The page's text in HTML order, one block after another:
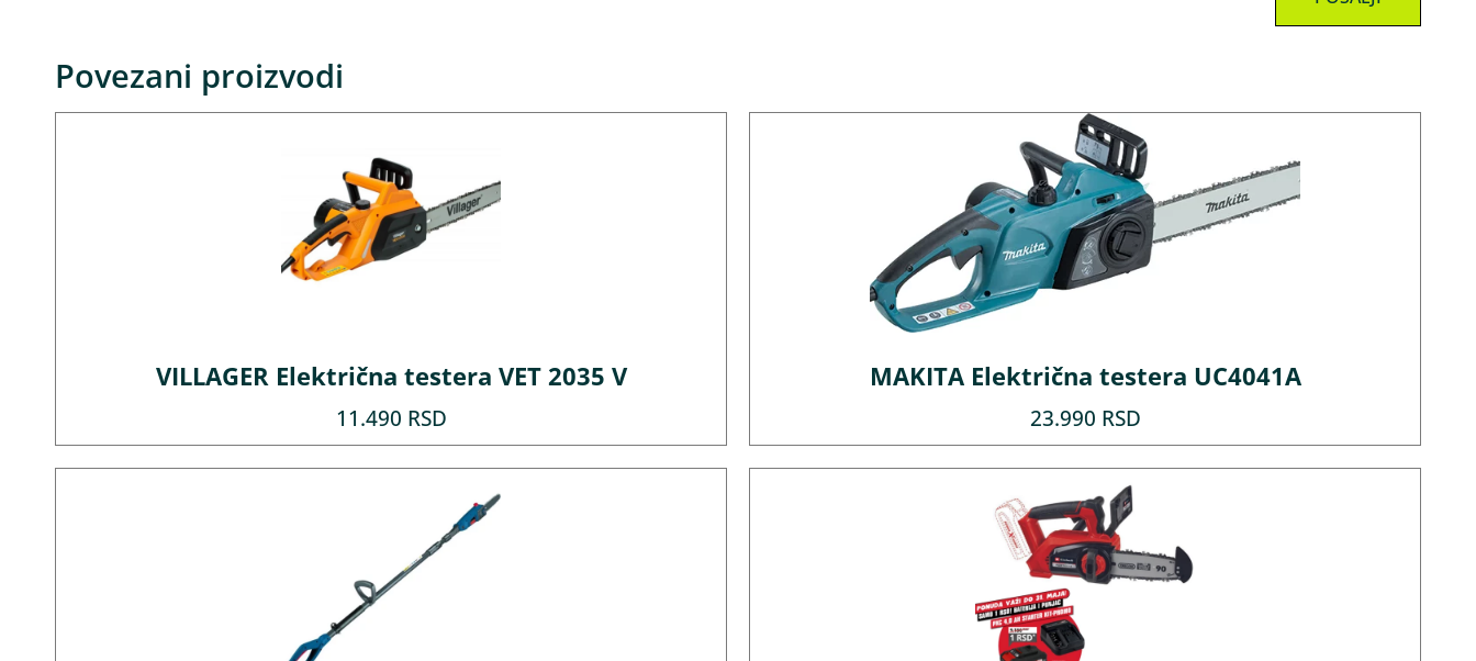
Povezani proizvodi
VILLAGER Električna testera VET 2035 V
11.490 RSD
MAKITA Električna testera UC4041A
23.990 RSD